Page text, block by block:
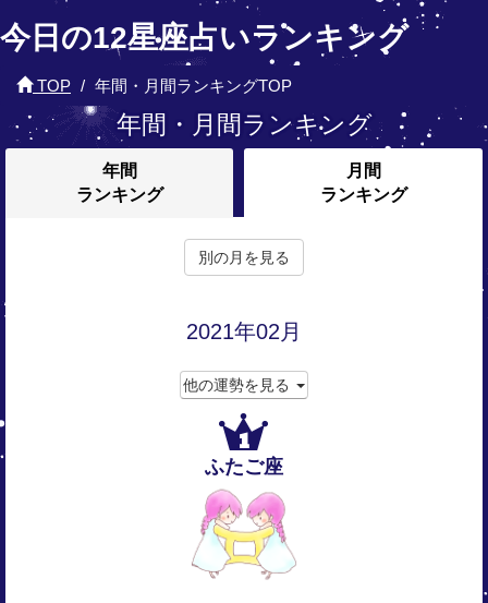
今日の12星座占いランキング
TOP 年間・月間ランキングTOP
年間・月間ランキング
年間
ランキング
月間
ランキング
別の月を見る
2021年02月
他の運勢を見る
1
ふたご座